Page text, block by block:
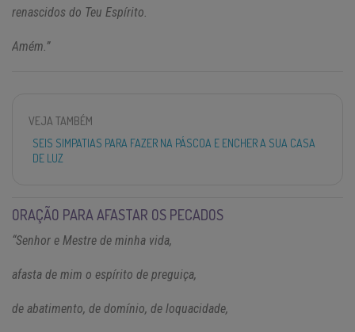
renascidos do Teu Espírito.
Amém.”
VEJA TAMBÉM
SEIS SIMPATIAS PARA FAZER NA PÁSCOA E ENCHER A SUA CASA
DE LUZ
ORAÇÃO PARA AFASTAR OS PECADOS
“Senhor e Mestre de minha vida,
afasta de mim o espírito de preguiça,
de abatimento, de domínio, de loquacidade,